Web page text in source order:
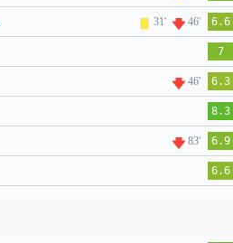
31' 46' 6.6
7
46' 6.3
8.3
83' 6.9
6.6